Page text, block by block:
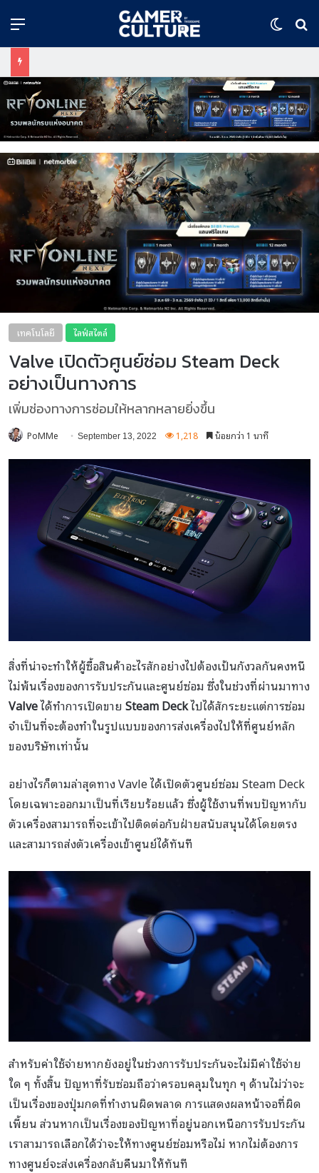
Menu
เทคโนโลยี ไลฟ์สไตล์
Valve เปิดตัวศูนย์ซ่อม Steam Deck
อย่างเป็นทางการ
เพิ่มช่องทางการซ่อมให้หลากหลายยิ่งขึ้น
PoMMe September 13, 2022 1,218 น้อยกว่า 1 นาที
สิ่งที่น่าจะทำให้ผู้ซื้อสินค้าอะไรสักอย่างไปต้องเป้นกังวลกันคงหนี
ไม่พ้นเรื่องของการรับประกันและศูนย์ซ่อม ซึ่งในช่วงที่ผ่านมาทาง
Valveได้ทำการเปิดขายSteam Deckไปได้สักระยะแต่การซ่อม
จำเป็นที่จะต้องทำในรูปแบบของการส่งเครื่องไปให้ที่ศูนย์หลัก
ของบริษัทเท่านั้น
อย่างไรก็ตามล่าสุดทาง Vavle ได้เปิดตัวศูนย์ซ่อม Steam Deck
โดยเฉพาะออกมาเป็นที่เรียบร้อยแล้ว ซึ่งผู้ใช้งานที่พบปัญหากับ
ตัวเครื่องสามารถที่จะเข้าไปติดต่อกับฝ่ายสนับสนุนได้โดยตรง
และสามารถส่งตัวเครื่องเข้าศูนย์ได้ทันที
สำหรับค่าใช้จ่ายหากยังอยู่ในช่วงการรับประกันจะไม่มีค่าใช้จ่าย
ใด ๆ ทั้งสิ้น ปัญหาที่รับซ่อมถือว่าครอบคลุมในทุก ๆ ด้านไม่ว่าจะ
เป็นเรื่องของปุ่มกดที่ทำงานผิดพลาด การแสดงผลหน้าจอที่ผิด
เพี้ยน ส่วนหากเป็นเรื่องของปัญหาที่อยู่นอกเหนือการรับประกัน
เราสามารถเลือกได้ว่าจะให้ทางศูนย์ซ่อมหรือไม่ หากไม่ต้องการ
ทางศูนย์จะส่งเครื่องกลับคืนมาให้ทันที